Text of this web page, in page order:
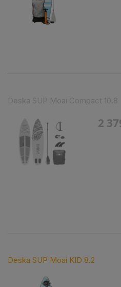
2
Deska SUP Moai KID 8.2